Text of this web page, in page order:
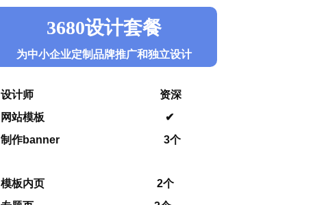
3680设计套餐
为中小企业定制品牌推广和独立设计
设计师 资深
网站模板 ✔
制作banner 3个
模板内页 2个